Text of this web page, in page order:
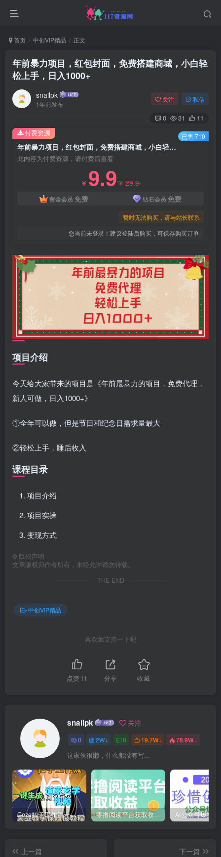
首页 中创VIP精品 正文
年前暴力项目，红包封面，免费搭建商城，小白轻
松上手，日入1000+
snailpk
1年前发布
关注 私信
0 31 11
年前暴力项目，红包封面，免费搭建商城，小白轻松上手，日入1000+
此内容为付费资源，请付费后查看
￥ 9.9￥29.9
黄金会员 免费 钻石会员 免费
暂时无法购买，请与站长联系
您当前未登录！建议登陆后购买，可保存购买订单
付费资源 已售 710
项目介绍
今天给大家带来的项目是《年前最暴力的项目，免费代理，
新人可做，日入1000+》
①全年可以做，但是节日和纪念日需求量最大
②轻松上手，睡后收入
课程目录
项目介绍
项目实操
变现方式
© 版权声明
文章版权归作者所有，未经允许请勿转载。
THE END
中创VIP精品
喜欢就支持一下吧
点赞11 分享 收藏
snailpk 关注
0 2W+ 0 19.7W+ 78.9W+
这家伙很懒，什么都没有写...
Coze扣子工作流一键生成道家玄学短视频，实战保姆级教程 零撸阅读平台获取收益，最新无门槛平台，一部手机即可操作，单日收益50-3张【揭秘】
上一篇
下一篇